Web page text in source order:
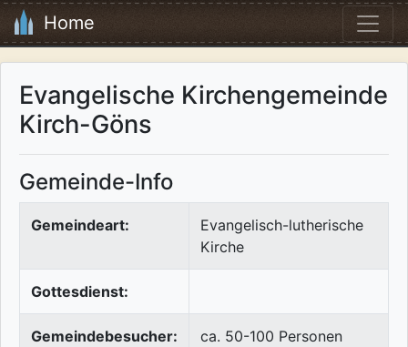
Home
Evangelische Kirchengemeinde
Kirch-Göns
Gemeinde-Info
Gemeindeart:
Evangelisch-lutherische
Kirche
Gottesdienst:
Gemeindebesucher: ca. 50-100 Personen